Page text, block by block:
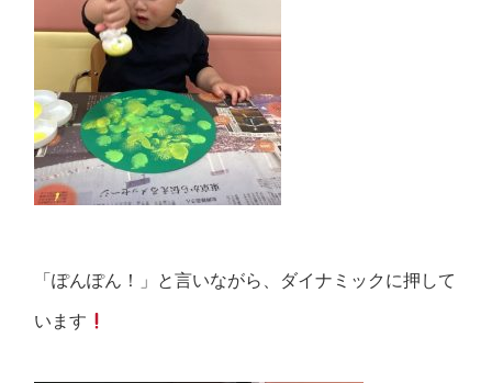
「ぽんぽん！」と言いながら、ダイナミックに押して
います